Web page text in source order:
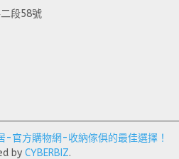
段58號
-官方購物網-收納傢俱的最佳選擇！
by CYBERBIZ.